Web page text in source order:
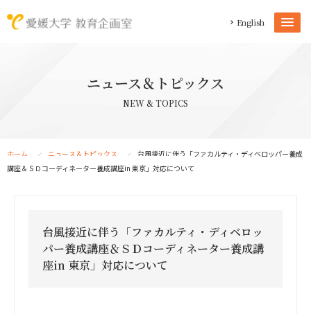
English
ニュース＆トピックス
NEW & TOPICS
ホーム ニュース＆トピックス
台風接近に伴う「ファカルティ・ディベロッパー養成
講座＆ＳＤコーディネーター養成講座in 東京」対応について
台風接近に伴う「ファカルティ・ディベロッ
パー養成講座＆ＳＤコーディネーター養成講
座in 東京」対応について